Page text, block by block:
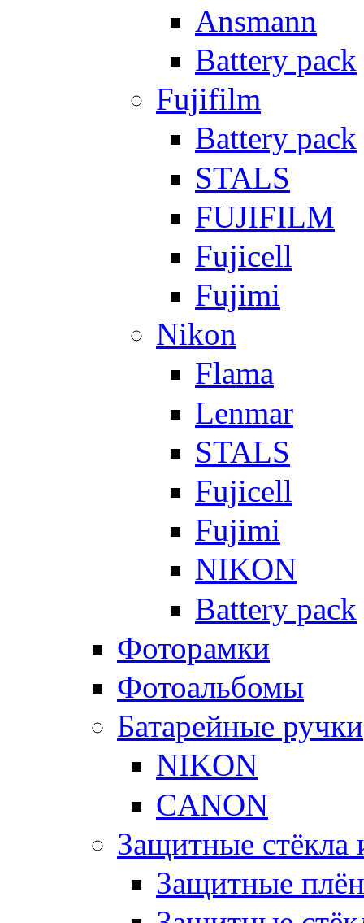
Ansmann
Battery pack
Fujifilm
Battery pack
STALS
FUJIFILM
Fujicell
Fujimi
Nikon
Flama
Lenmar
STALS
Fujicell
Fujimi
NIKON
Battery pack
Фоторамки
Фотоальбомы
Батарейные ручки
NIKON
CANON
Защитные стёкла
Защитные